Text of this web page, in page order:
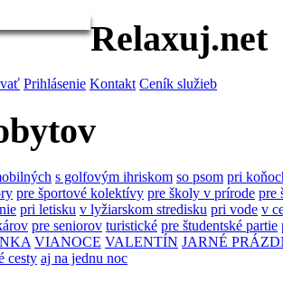
Relaxuj.net
Prihlásenie Kontakt Ceník služieb
s golfovým ihriskom so psom pri
pre športové kolektívy pre školy v prírode pre
pri letisku v lyžiarskom stredisku pri vode v
pre seniorov turistické pre študentské partie
VIANOCE VALENTÍN JARNÉ
cesty aj na jednu noc